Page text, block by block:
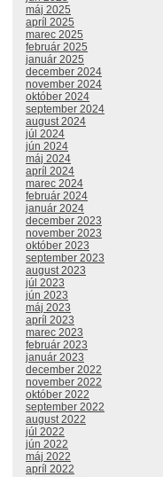
máj 2025
apríl 2025
marec 2025
február 2025
január 2025
december 2024
november 2024
október 2024
september 2024
august 2024
júl 2024
jún 2024
máj 2024
apríl 2024
marec 2024
február 2024
január 2024
december 2023
november 2023
október 2023
september 2023
august 2023
júl 2023
jún 2023
máj 2023
apríl 2023
marec 2023
február 2023
január 2023
december 2022
november 2022
október 2022
september 2022
august 2022
júl 2022
jún 2022
máj 2022
apríl 2022